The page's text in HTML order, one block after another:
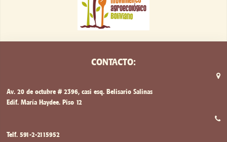
CONTACTO:
Av. 20 de octubre # 2396, casi esq. Belisario Salinas
Edif. María Haydee. Piso 12
Telf. 591-2-2115952